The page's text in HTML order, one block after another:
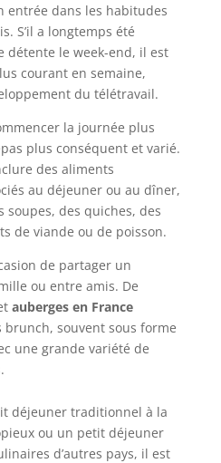
entrée dans les habitudes
S’il a longtemps été
détente le week-end, il est
courant en semaine,
du télétravail.
la journée plus
plus conséquent et varié.
des aliments
au déjeuner ou au dîner,
soupes, des quiches, des
de viande ou de poisson.
de partager un
ou entre amis. De
auberges en France
souvent sous forme
une grande variété de
déjeuner traditionnel à la
ou un petit déjeuner
d’autres pays, il est